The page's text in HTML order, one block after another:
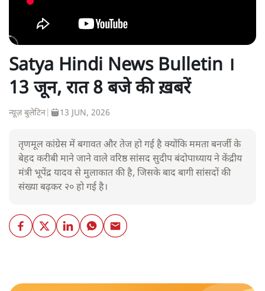
Satya Hindi News Bulletin ।
13 जून, रात 8 बजे की ख़बरें
न्यूज़ बुलेटिन 13 JUN, 2026
तृणमूल कांग्रेस में बगावत और तेज हो गई है क्योंकि ममता बनर्जी के
बेहद करीबी माने जाने वाले वरिष्ठ सांसद सुदीप बंदोपाध्याय ने केंद्रीय
मंत्री भूपेंद्र यादव से मुलाकात की है, जिसके बाद बागी सांसदों की
संख्या बढ़कर २० हो गई है।